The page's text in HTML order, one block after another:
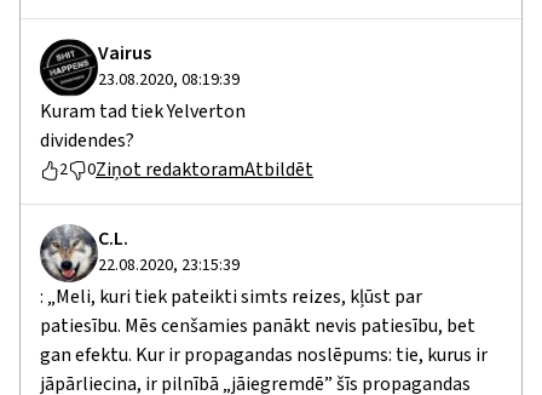
Vairus
23.08.2020, 08:19:39
Kuram tad tiek Yelverton
dividendes?
2 0Ziņot redaktoramAtbildēt
C.L.
22.08.2020, 23:15:39
: „Meli, kuri tiek pateikti simts reizes, kļūst par
patiesību. Mēs cenšamies panākt nevis patiesību, bet
gan efektu. Kur ir propagandas noslēpums: tie, kurus ir
jāpārliecina, ir pilnībā „jāiegremdē” šīs propagandas